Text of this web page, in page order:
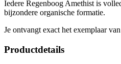
Iedere Regenboog Amethist is
bijzondere organische formatie.
Je ontvangt exact het exemplaar
Productdetails